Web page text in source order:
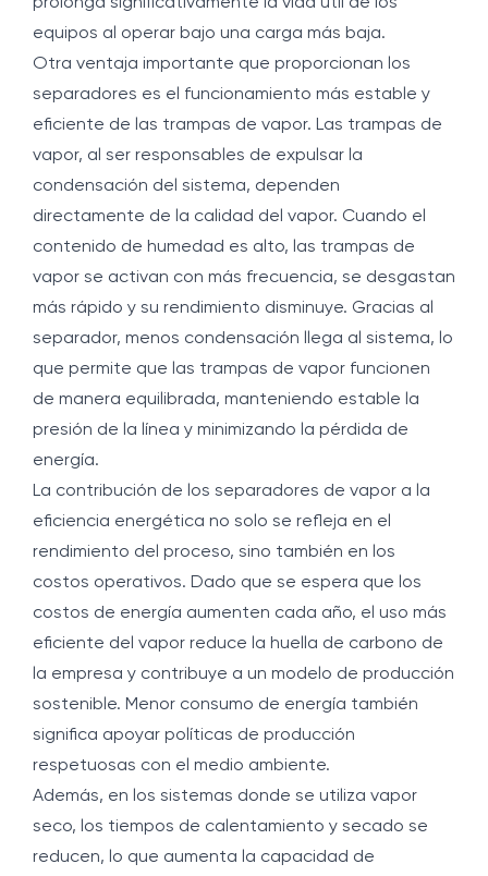
equipos al operar bajo una carga más baja.
Otra ventaja importante que proporcionan los
separadores es el funcionamiento más estable y
eficiente de las trampas de vapor. Las trampas de
vapor, al ser responsables de expulsar la
condensación del sistema, dependen
directamente de la calidad del vapor. Cuando el
contenido de humedad es alto, las trampas de
vapor se activan con más frecuencia, se desgastan
más rápido y su rendimiento disminuye. Gracias al
separador, menos condensación llega al sistema, lo
que permite que las trampas de vapor funcionen
de manera equilibrada, manteniendo estable la
presión de la línea y minimizando la pérdida de
energía.
La contribución de los separadores de vapor a la
eficiencia energética no solo se refleja en el
rendimiento del proceso, sino también en los
costos operativos. Dado que se espera que los
costos de energía aumenten cada año, el uso más
eficiente del vapor reduce la huella de carbono de
la empresa y contribuye a un modelo de producción
sostenible. Menor consumo de energía también
significa apoyar políticas de producción
respetuosas con el medio ambiente.
Además, en los sistemas donde se utiliza vapor
seco, los tiempos de calentamiento y secado se
reducen, lo que aumenta la capacidad de